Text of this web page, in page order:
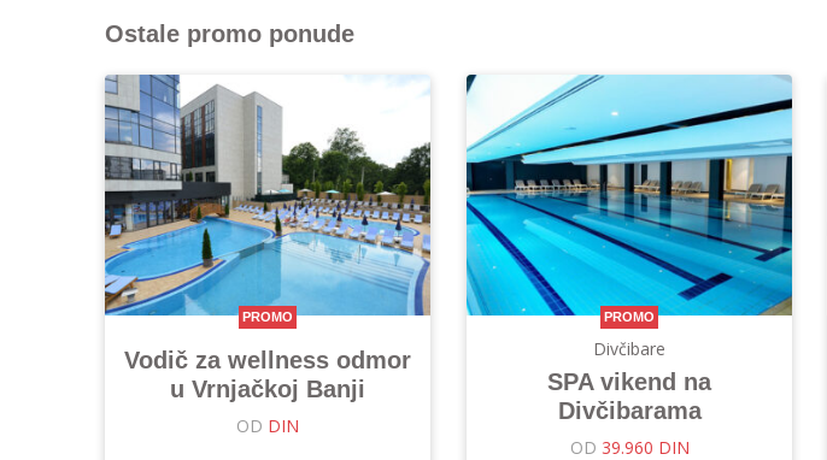
Ostale promo ponude
PROMO
Vodič za wellness odmor
u Vrnjačkoj Banji
OD DIN
PROMO
Divčibare
SPA vikend na
Divčibarama
OD 39.960 DIN